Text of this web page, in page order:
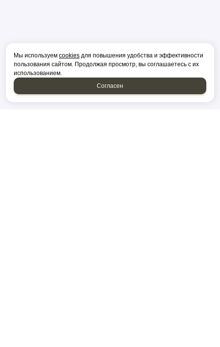
Мы используем cookies для повышения удобства и эффективности
пользования сайтом. Продолжая просмотр, вы соглашаетесь с их
использованием.
Согласен